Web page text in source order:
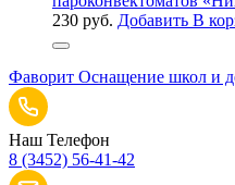
230 руб. Добавить В
Фаворит Оснащение школ и
Наш Телефон
8 (3452) 56-41-42